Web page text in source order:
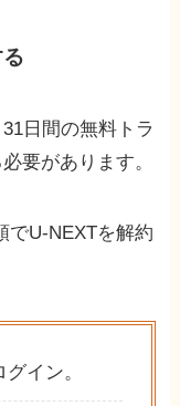
日間の無料トラ
要があります。
でU-NEXTを解約
イン。